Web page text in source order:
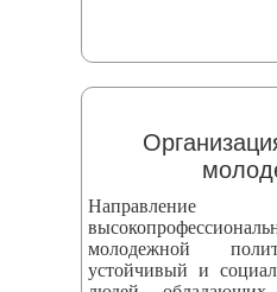
молодежной
устойчивый и